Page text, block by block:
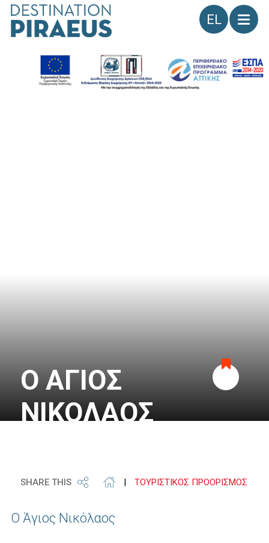
Γλώσσα
Ο ΑΓΙΟΣ
ΝΙΚΟΛΑΟΣ
Προσθήκη
SHARE THIS | ΤΟΥΡΙΣΤΙΚΟΣ ΠΡΟΟΡΙΣΜΟΣ
Ο Άγιος Νικόλαος